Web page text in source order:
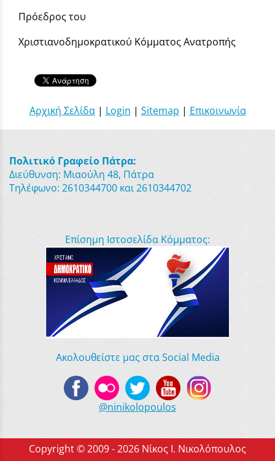
Πρόεδρος του
Χριστιανοδημοκρατικού Κόμματος Ανατροπής
Αρχική Σελίδα| Login | Sitemap | Επικοινωνία
Πολιτικό Γραφείο Πάτρα:
Διεύθυνση: Μιαούλη 48, Πάτρα
Τηλέφωνο: 2610344700 και 2610344702
Επίσημη Ιστοσελίδα Κόμματος:
Ακολουθείστε μας στα Social Media
@ninikolopoulos
Copyright © 2009 - 2026 Νίκος Ι. Νικολόπουλος